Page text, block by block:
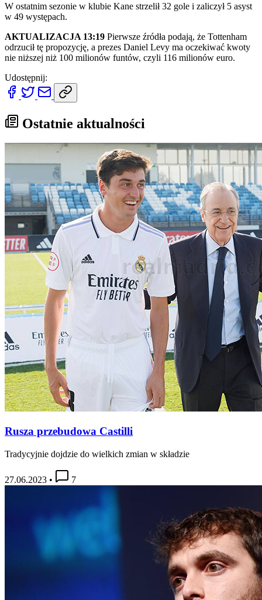
W ostatnim sezonie w klubie Kane strzelił 32 gole i zaliczył 5 asyst
w 49 występach.
AKTUALIZACJA 13:19 Pierwsze źródła podają, że Tottenham
odrzucił tę propozycję, a prezes Daniel Levy ma oczekiwać kwoty
nie niższej niż 100 milionów funtów, czyli 116 milionów euro.
Udostępnij:
Ostatnie aktualności
Rusza przebudowa Castilli
Tradycyjnie dojdzie do wielkich zmian w składzie
27.06.2023 • 7